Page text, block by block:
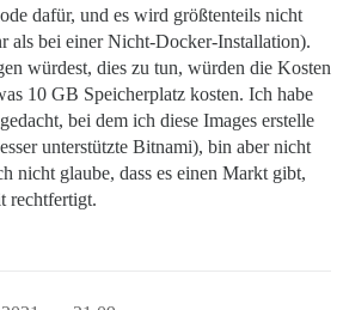
dafür, und es wird größtenteils nicht
als bei einer Nicht-Docker-Installation).
würdest, dies zu tun, würden die Kosten
10 GB Speicherplatz kosten. Ich habe
bei dem ich diese Images erstelle
unterstützte Bitnami), bin aber nicht
nicht glaube, dass es einen Markt gibt,
rechtfertigt.